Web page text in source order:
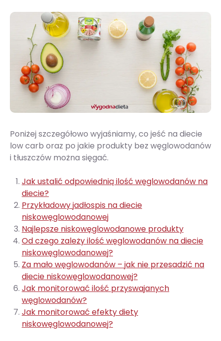
Poniżej szczegółowo wyjaśniamy, co jeść na diecie
low carb oraz po jakie produkty bez węglowodanów
i tłuszczów można sięgać.
Jak ustalić odpowiednią ilość węglowodanów na
diecie?
Przykładowy jadłospis na diecie
niskowęglowodanowej
Najlepsze niskowęglowodanowe produkty
Od czego zależy ilość węglowodanów na diecie
niskowęglowodanowej?
Za mało węglowodanów – jak nie przesadzić na
diecie niskowęglowodanowej?
Jak monitorować ilość przyswajanych
węglowodanów?
Jak monitorować efekty diety
niskowęglowodanowej?